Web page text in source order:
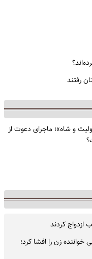
رفتند
و شاه»؛ ماجرای دعوت از
کردند
خواننده زن را افشا کرد؛